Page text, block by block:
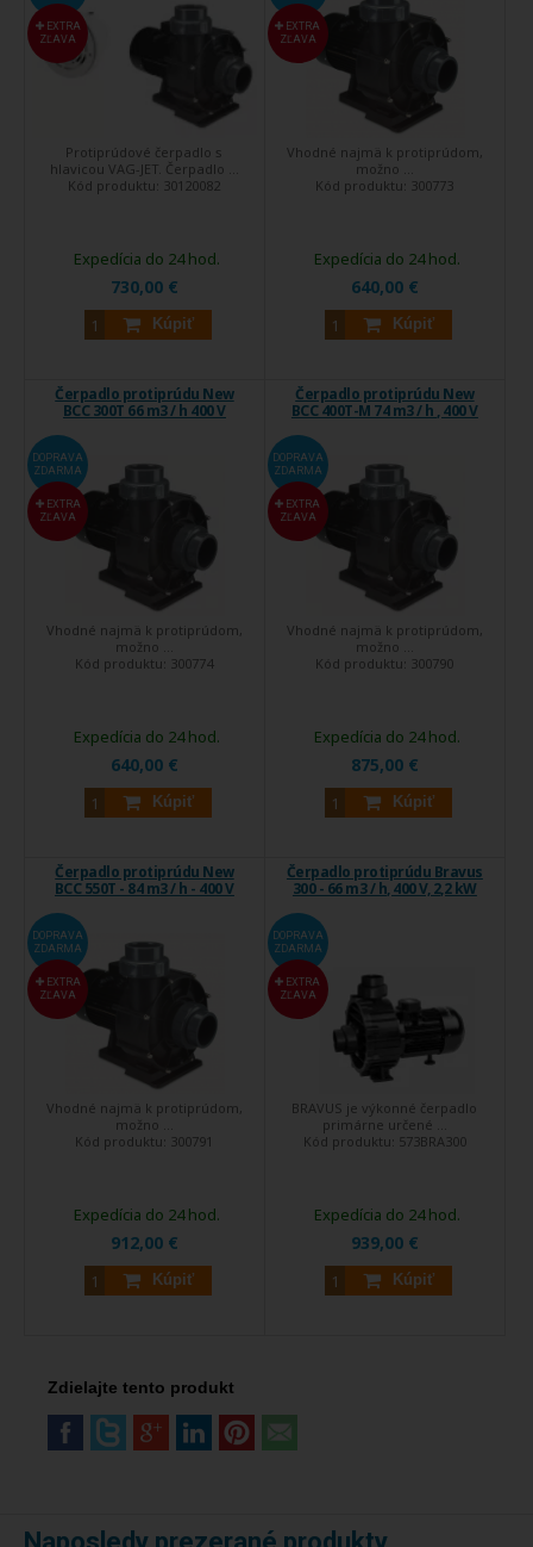
EXTRA
ZĽAVA
Protiprúdové čerpadlo s
hlavicou VAG-JET. Čerpadlo ...
Kód produktu: 30120082
730,00 €
Kúpiť
Expedícia do 24 hod.
EXTRA
ZĽAVA
Vhodné najmä k protiprúdom,
možno ...
Kód produktu: 300773
640,00 €
Kúpiť
Expedícia do 24 hod.
Čerpadlo protiprúdu New
BCC 300T 66 m3 / h 400 V
DOPRAVA
ZDARMA
EXTRA
ZĽAVA
Vhodné najmä k protiprúdom,
možno ...
Kód produktu: 300774
640,00 €
Kúpiť
Expedícia do 24 hod.
Čerpadlo protiprúdu New
BCC 400T-M 74 m3 / h , 400 V
DOPRAVA
ZDARMA
EXTRA
ZĽAVA
Vhodné najmä k protiprúdom,
možno ...
Kód produktu: 300790
875,00 €
Kúpiť
Expedícia do 24 hod.
Čerpadlo protiprúdu New
BCC 550T - 84 m3 / h - 400 V
DOPRAVA
ZDARMA
EXTRA
ZĽAVA
Vhodné najmä k protiprúdom,
možno ...
Kód produktu: 300791
912,00 €
Kúpiť
Expedícia do 24 hod.
Čerpadlo protiprúdu Bravus
300 - 66 m3 / h, 400 V, 2,2 kW
DOPRAVA
ZDARMA
EXTRA
ZĽAVA
BRAVUS je výkonné čerpadlo
primárne určené ...
Kód produktu: 573BRA300
939,00 €
Kúpiť
Expedícia do 24 hod.
Zdielajte tento produkt